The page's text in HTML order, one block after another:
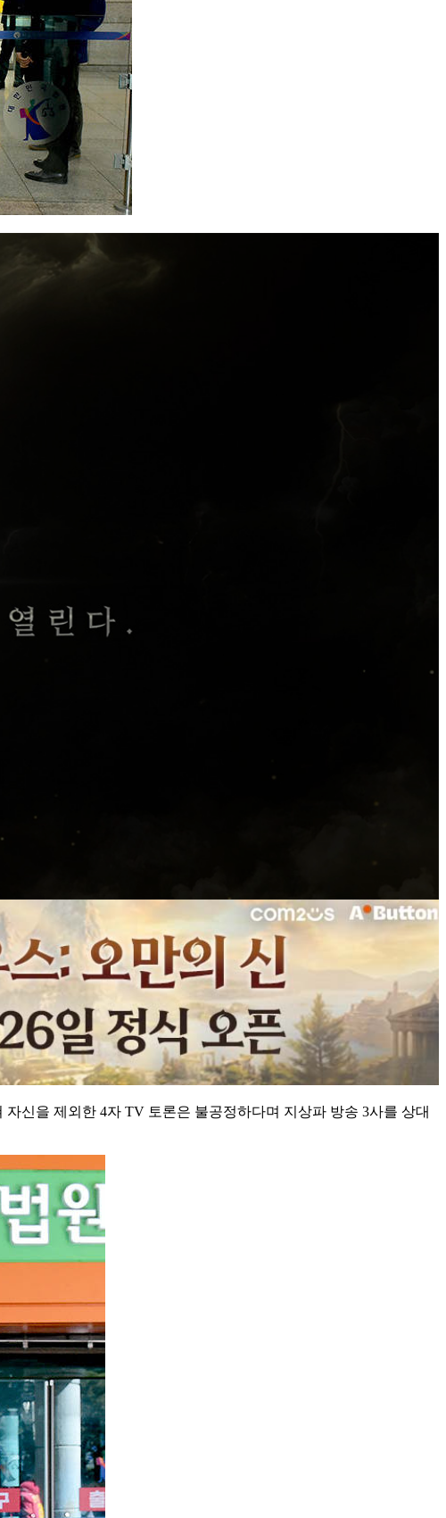
신을 제외한 4자 TV 토론은 불공정하다며 지상파 방송 3사를 상대